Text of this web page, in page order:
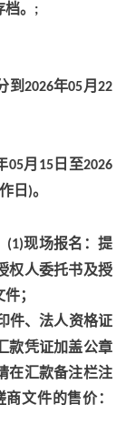
。 ;
到 2026年05月22
05月 15日至2026
日 )。
(1)现场报名：提
权人委托书及授
；
件、法人资格证
款凭证加盖公章
在汇款备注栏注
文件的售价：